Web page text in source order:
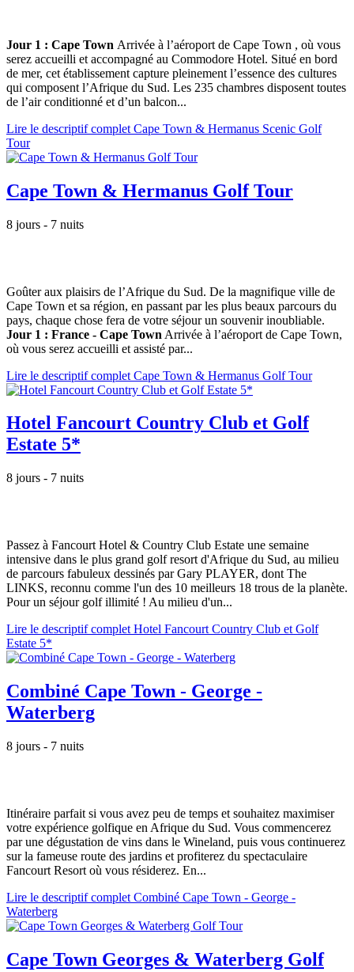
Jour 1 : Cape Town Arrivée à l’aéroport de Cape Town , où vous
serez accueilli et accompagné au Commodore Hotel. Situé en bord
de mer, cet établissement capture pleinement l’essence des cultures
qui composent l’Afrique du Sud. Les 235 chambres disposent toutes
de l’air conditionné et d’un balcon...
Lire le descriptif complet Cape Town & Hermanus Scenic Golf
Tour
Cape Town & Hermanus Golf Tour
8 jours - 7 nuits
Goûter aux plaisirs de l’Afrique du Sud. De la magnifique ville de
Cape Town et sa région, en passant par les plus beaux parcours du
pays, chaque chose fera de votre séjour un souvenir inoubliable.
Jour 1 : France - Cape Town Arrivée à l’aéroport de Cape Town,
où vous serez accueilli et assisté par...
Lire le descriptif complet Cape Town & Hermanus Golf Tour
Hotel Fancourt Country Club et Golf
Estate 5*
8 jours - 7 nuits
Passez à Fancourt Hotel & Country Club Estate une semaine
intensive dans le plus grand golf resort d'Afrique du Sud, au milieu
de parcours fabuleux dessinés par Gary PLAYER, dont The
LINKS, reconnu comme l'un des 10 meilleurs 18 trous de la planète.
Pour un séjour golf illimité ! Au milieu d'un...
Lire le descriptif complet Hotel Fancourt Country Club et Golf
Estate 5*
Combiné Cape Town - George -
Waterberg
8 jours - 7 nuits
Itinéraire parfait si vous avez peu de temps et souhaitez maximiser
votre expérience golfique en Afrique du Sud. Vous commencerez
par une dégustation de vins dans le Wineland, puis vous continuerez
sur la fameuse route des jardins et profiterez du spectaculaire
Fancourt Resort où vous résiderez. En...
Lire le descriptif complet Combiné Cape Town - George -
Waterberg
Cape Town Georges & Waterberg Golf